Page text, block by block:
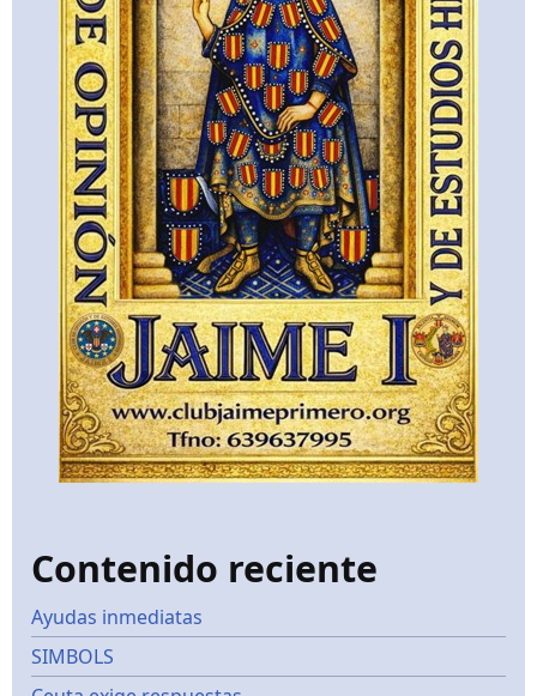
Contenido reciente
Ayudas inmediatas
SIMBOLS